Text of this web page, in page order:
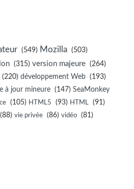
(549) Mozilla (503)
(315) version majeure (264)
(220) développement Web (193)
à jour mineure (147) SeaMonkey
(105) HTML5 (93) HTML (91)
(88) vie privée (86) vidéo (81)